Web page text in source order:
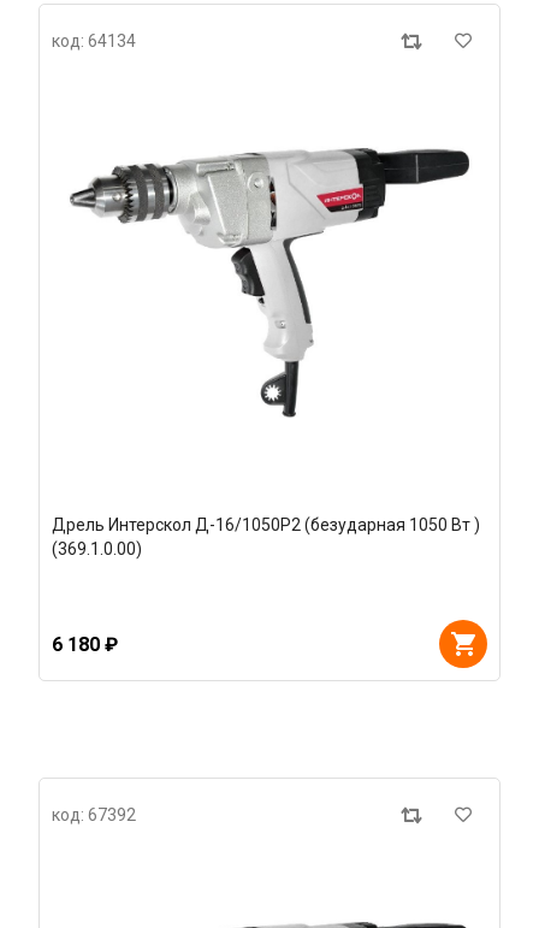
код: 64134
Дрель Интерскол Д-16/1050Р2 (безударная 1050 Вт )
(369.1.0.00)
6 180 ₽
код: 67392